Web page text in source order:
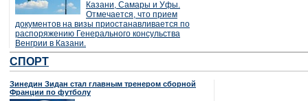
Казани, Самары и Уфы.
Отмечается, что прием
документов на визы приостанавливается по
распоряжению Генерального консульства
Венгрии в Казани.
СПОРТ
Зинедин Зидан стал главным тренером сборной
Франции по футболу